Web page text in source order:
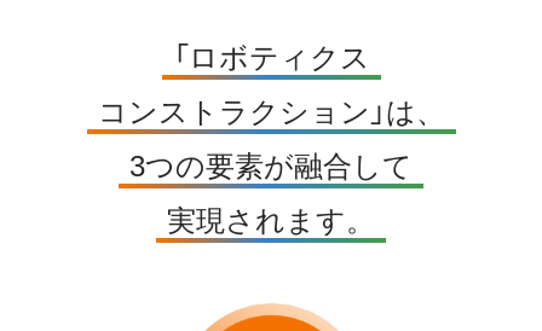
「ロボティクス
コンストラクション」は、
3つの要素が融合して
実現されます。